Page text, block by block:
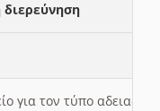
για τον τύπο αδειας